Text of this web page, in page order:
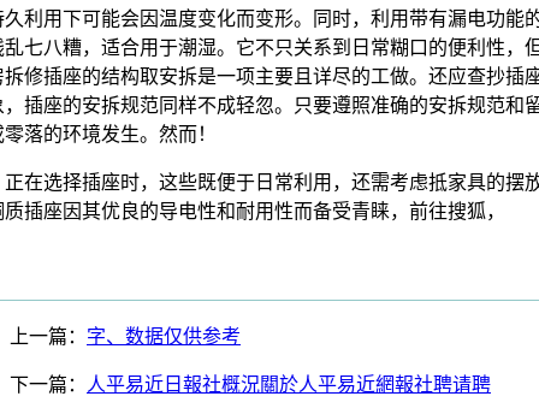
利用下可能会因温度变化而变形。同时，利用带有漏电功能
七八糟，适合用于潮湿。它不只关系到日常糊口的便利性，
修插座的结构取安拆是一项主要且详尽的工做。还应查抄插
插座的安拆规范同样不成轻忽。只要遵照准确的安拆规范和
落的环境发生。然而！
选择插座时，这些既便于日常利用，还需考虑抵家具的摆
插座因其优良的导电性和耐用性而备受青睐，前往搜狐，
上一篇： 字、数据仅供参考
下一篇： 人平易近日報社概況關於人平易近網報社聘请聘